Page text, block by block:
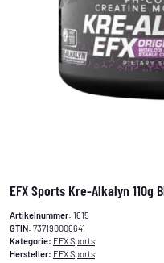
EFX Sports Kre-Alkalyn 110g
Artikelnummer: 1615
GTIN: 737190006641
Kategorie: EFX Sports
Hersteller: EFX Sports